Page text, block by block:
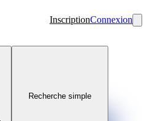
InscriptionConnexion
Recherche simple